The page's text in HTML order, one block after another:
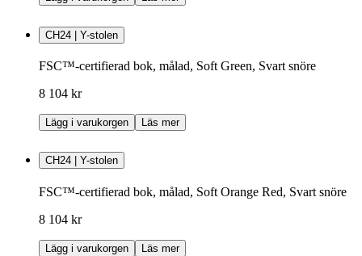
CH24 | Y-stolen
FSC™-certifierad bok, målad, Soft Green, Svart snöre
8 104 kr
Lägg i varukorgen Läs mer
CH24 | Y-stolen
FSC™-certifierad bok, målad, Soft Orange Red, Svart snöre
8 104 kr
Lägg i varukorgen Läs mer